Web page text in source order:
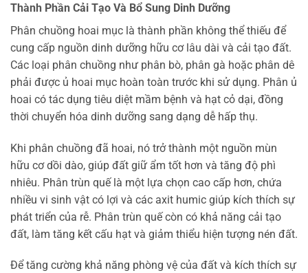
Thành Phần Cải Tạo Và Bổ Sung Dinh Dưỡng
Phân chuồng hoai mục là thành phần không thể thiếu để
cung cấp nguồn dinh dưỡng hữu cơ lâu dài và cải tạo đất.
Các loại phân chuồng như phân bò, phân gà hoặc phân dê
phải được ủ hoai mục hoàn toàn trước khi sử dụng. Phân ủ
hoai có tác dụng tiêu diệt mầm bệnh và hạt cỏ dại, đồng
thời chuyển hóa dinh dưỡng sang dạng dễ hấp thụ.
Khi phân chuồng đã hoai, nó trở thành một nguồn mùn
hữu cơ dồi dào, giúp đất giữ ẩm tốt hơn và tăng độ phì
nhiêu. Phân trùn quế là một lựa chọn cao cấp hơn, chứa
nhiều vi sinh vật có lợi và các axit humic giúp kích thích sự
phát triển của rễ. Phân trùn quế còn có khả năng cải tạo
đất, làm tăng kết cấu hạt và giảm thiểu hiện tượng nén đất.
Để tăng cường khả năng phòng vệ của đất và kích thích sự